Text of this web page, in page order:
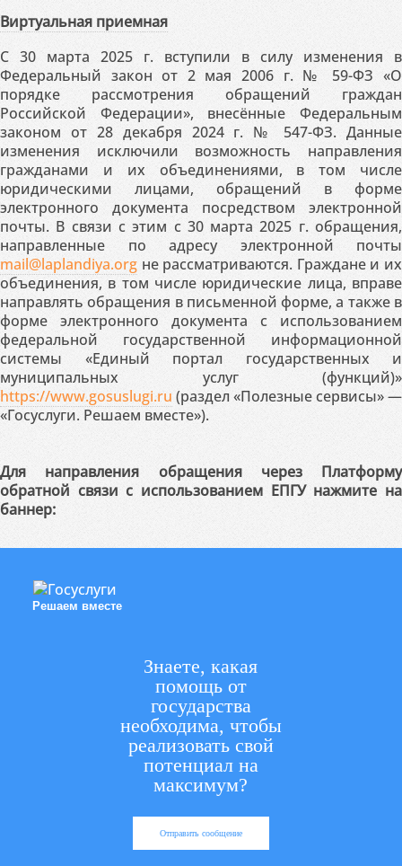
Виртуальная приемная
С 30 марта 2025 г. вступили в силу изменения в
Федеральный закон от 2 мая 2006 г. № 59-ФЗ «О
порядке рассмотрения обращений граждан
Российской Федерации», внесённые Федеральным
законом от 28 декабря 2024 г. № 547-ФЗ. Данные
изменения исключили возможность направления
гражданами и их объединениями, в том числе
юридическими лицами, обращений в форме
электронного документа посредством электронной
почты. В связи с этим с 30 марта 2025 г. обращения,
направленные по адресу электронной почты
mail@laplandiya.org не рассматриваются. Граждане и их
объединения, в том числе юридические лица, вправе
направлять обращения в письменной форме, а также в
форме электронного документа с использованием
федеральной государственной информационной
системы «Единый портал государственных и
муниципальных услуг (функций)»
https://www.gosuslugi.ru (раздел «Полезные сервисы» —
«Госуслуги. Решаем вместе»).
Для направления обращения через Платформу
обратной связи с использованием ЕПГУ нажмите на
баннер:
Решаем вместе
Знаете, какая
помощь от
государства
необходима, чтобы
реализовать свой
потенциал на
максимум?
Отправить сообщение